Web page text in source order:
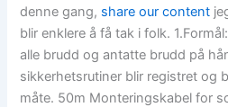
denne gang, share our content
blir enklere å få tak i folk.
alle brudd og antatte brudd på
sikkerhetsrutiner blir registret og
måte. 50m Monteringskabel for